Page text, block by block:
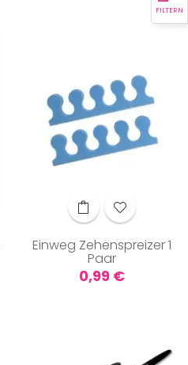
FILTERN
Einweg Zehenspreizer 1
Paar
Preis
0,99 €